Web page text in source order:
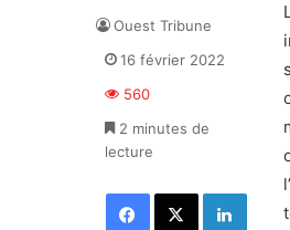
Ouest Tribune
16 février 2022
560
2 minutes de
lecture
Facebook X Linkedin